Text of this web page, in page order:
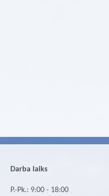
Darba laiks
P.-Pk.: 9:00 - 18:00